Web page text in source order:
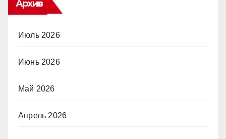
Архив
Июль 2026
Июнь 2026
Май 2026
Апрель 2026